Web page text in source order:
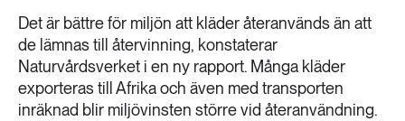
Vatten
Det är bättre för miljön att kläder återanvänds än att
de lämnas till återvinning, konstaterar
Naturvårdsverket i en ny rapport. Många kläder
exporteras till Afrika och även med transporten
inräknad blir miljövinsten större vid återanvändning.